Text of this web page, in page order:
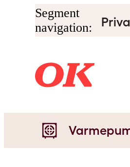
Segment
navigation: